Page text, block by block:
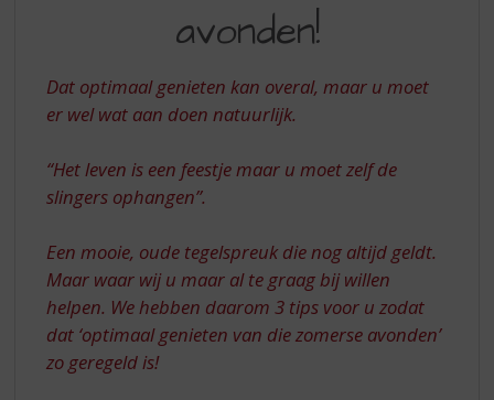
ZOMERSE
AVONDEN!
avonden!
Dat optimaal genieten kan overal, maar u moet
er wel wat aan doen natuurlijk.
“Het leven is een feestje maar u moet zelf de
slingers ophangen”.
Een mooie, oude tegelspreuk die nog altijd geldt.
Maar waar wij u maar al te graag bij willen
helpen. We hebben daarom 3 tips voor u zodat
dat ‘optimaal genieten van die zomerse avonden’
zo geregeld is!